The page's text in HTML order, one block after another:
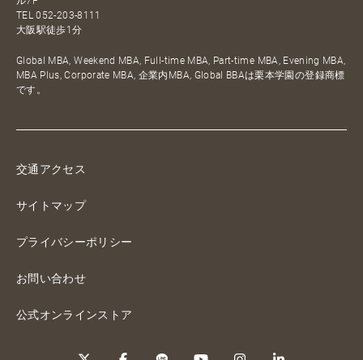
TEL052-203-8111
大阪駅徒歩1分
Global MBA, Weekend MBA, Full-time MBA, Part-time MBA, Evening MBA,
MBA Plus, Corporate MBA, 企業内MBA, Global BBAは栗本学園の登録商標
です。
交通アクセス
サイトマップ
プライバシーポリシー
お問い合わせ
公式オンラインストア